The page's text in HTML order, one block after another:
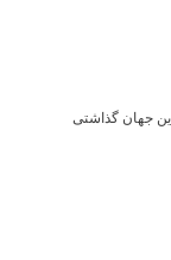
جهان گذاشتی